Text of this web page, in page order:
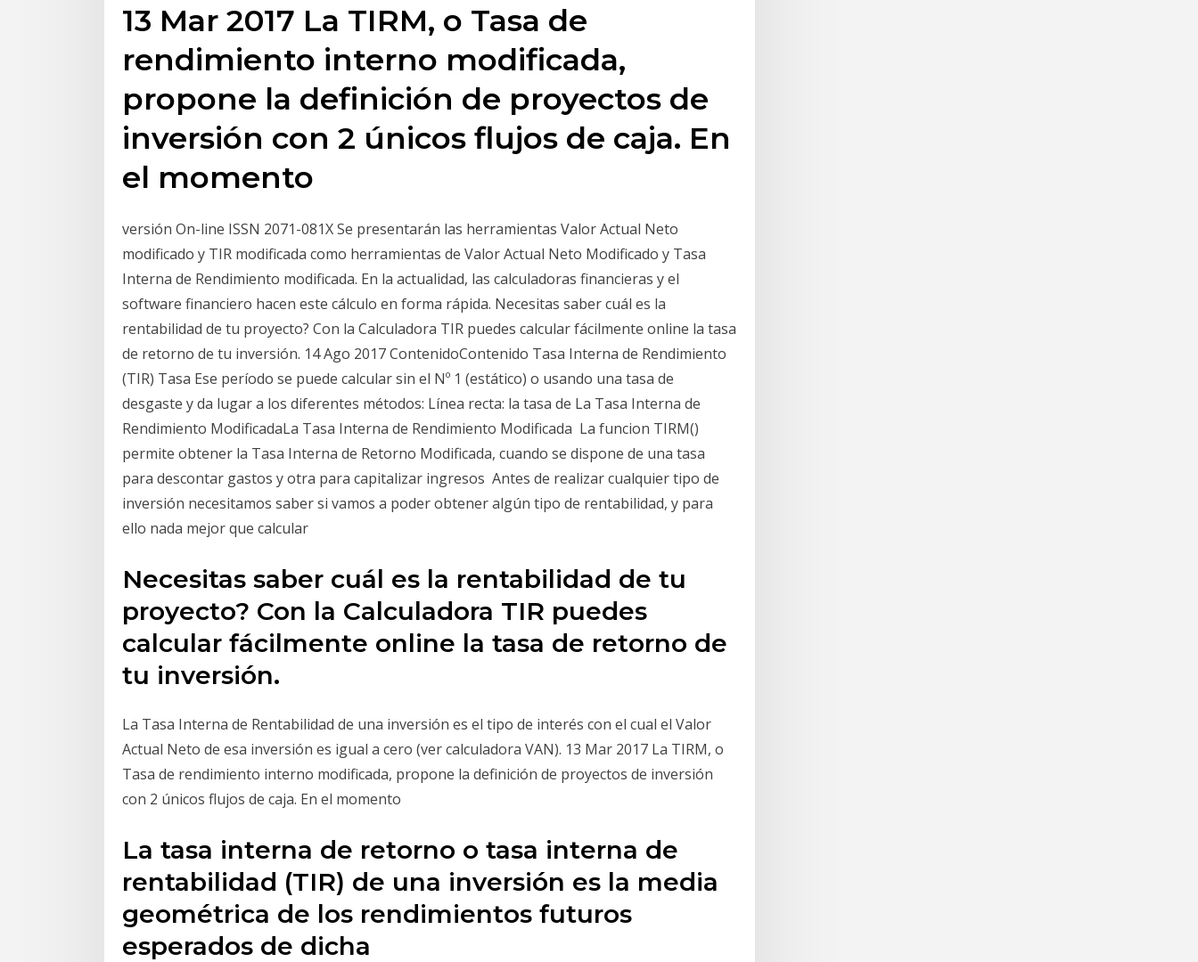
13 Mar 2017 La TIRM, o Tasa de
rendimiento interno modificada,
propone la definición de proyectos de
inversión con 2 únicos flujos de caja. En
el momento
versión On-line ISSN 2071-081X Se presentarán las herramientas Valor Actual Neto
modificado y TIR modificada como herramientas de Valor Actual Neto Modificado y Tasa
Interna de Rendimiento modificada. En la actualidad, las calculadoras financieras y el
software financiero hacen este cálculo en forma rápida. Necesitas saber cuál es la
rentabilidad de tu proyecto? Con la Calculadora TIR puedes calcular fácilmente online la tasa
de retorno de tu inversión. 14 Ago 2017 ContenidoContenido Tasa Interna de Rendimiento
(TIR) Tasa Ese período se puede calcular sin el Nº 1 (estático) o usando una tasa de
desgaste y da lugar a los diferentes métodos: Línea recta: la tasa de La Tasa Interna de
Rendimiento ModificadaLa Tasa Interna de Rendimiento Modificada La funcion TIRM()
permite obtener la Tasa Interna de Retorno Modificada, cuando se dispone de una tasa
para descontar gastos y otra para capitalizar ingresos Antes de realizar cualquier tipo de
inversión necesitamos saber si vamos a poder obtener algún tipo de rentabilidad, y para
ello nada mejor que calcular
Necesitas saber cuál es la rentabilidad de tu
proyecto? Con la Calculadora TIR puedes
calcular fácilmente online la tasa de retorno de
tu inversión.
La Tasa Interna de Rentabilidad de una inversión es el tipo de interés con el cual el Valor
Actual Neto de esa inversión es igual a cero (ver calculadora VAN). 13 Mar 2017 La TIRM, o
Tasa de rendimiento interno modificada, propone la definición de proyectos de inversión
con 2 únicos flujos de caja. En el momento
La tasa interna de retorno o tasa interna de
rentabilidad (TIR) de una inversión es la media
geométrica de los rendimientos futuros
esperados de dicha